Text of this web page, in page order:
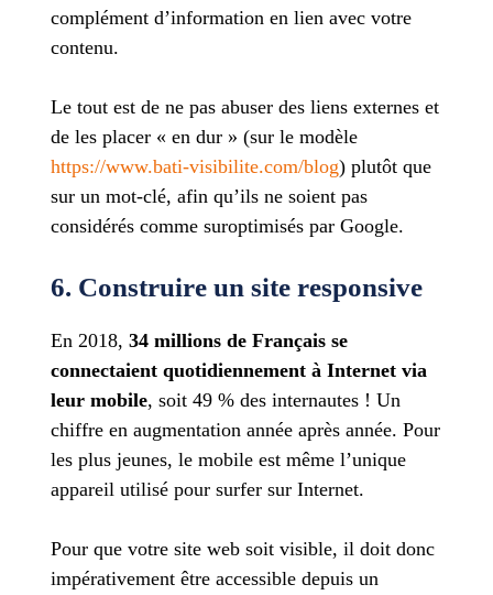
complément d’information en lien avec votre
contenu.
Le tout est de ne pas abuser des liens externes et
de les placer « en dur » (sur le modèle
https://www.bati-visibilite.com/blog) plutôt que
sur un mot-clé, afin qu’ils ne soient pas
considérés comme suroptimisés par Google.
6. Construire un site responsive
En 2018, 34 millions de Français se
connectaient quotidiennement à Internet via
leur mobile, soit 49 % des internautes ! Un
chiffre en augmentation année après année. Pour
les plus jeunes, le mobile est même l’unique
appareil utilisé pour surfer sur Internet.
Pour que votre site web soit visible, il doit donc
impérativement être accessible depuis un